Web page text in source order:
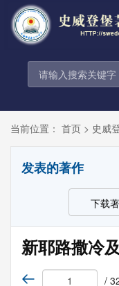
当前位置： 首页 > 史威
发表的著作
下载
新耶路撒冷
/